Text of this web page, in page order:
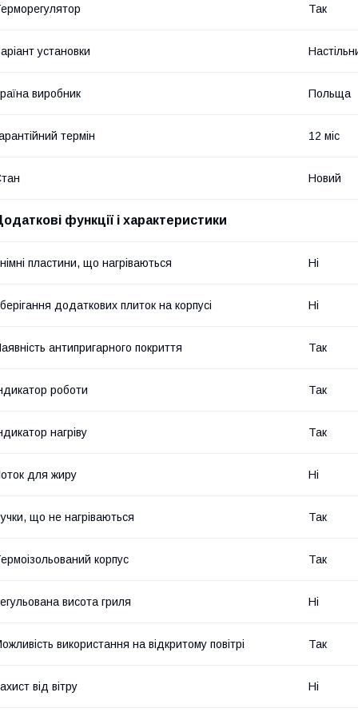
Так
установки
виробник Польща
термін 12 міс
Новий
функції і характеристики
пластини, що нагріваються Ні
додаткових плиток на корпусі Ні
антипригарного покриття Так
роботи Так
нагріву Так
для жиру Ні
що не нагріваються Так
корпус Так
висота гриля Ні
використання на відкритому повітрі Так
від вітру Ні